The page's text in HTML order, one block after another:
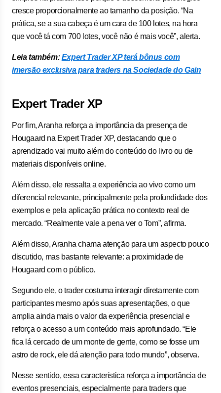
cresce proporcionalmente ao tamanho da posição. “Na
prática, se a sua cabeça é um cara de 100 lotes, na hora
que você tá com 700 lotes, você não é mais você”, alerta.
Leia também: Expert Trader XP terá bônus com
imersão exclusiva para traders na Sociedade do Gain
Expert Trader XP
Por fim, Aranha reforça a importância da presença de
Hougaard na Expert Trader XP, destacando que o
aprendizado vai muito além do conteúdo do livro ou de
materiais disponíveis online.
Além disso, ele ressalta a experiência ao vivo como um
diferencial relevante, principalmente pela profundidade dos
exemplos e pela aplicação prática no contexto real de
mercado. “Realmente vale a pena ver o Tom”, afirma.
Além disso, Aranha chama atenção para um aspecto pouco
discutido, mas bastante relevante: a proximidade de
Hougaard com o público.
Segundo ele, o trader costuma interagir diretamente com
participantes mesmo após suas apresentações, o que
amplia ainda mais o valor da experiência presencial e
reforça o acesso a um conteúdo mais aprofundado. “Ele
fica lá cercado de um monte de gente, como se fosse um
astro de rock, ele dá atenção para todo mundo”, observa.
Nesse sentido, essa característica reforça a importância de
eventos presenciais, especialmente para traders que